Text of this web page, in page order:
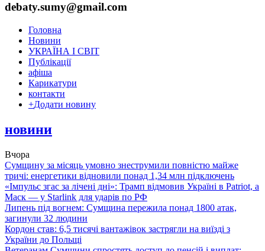
debaty.sumy@gmail.com
Головна
Новини
УКРАЇНА І СВІТ
Публікації
афіша
Карикатури
контакти
+Додати новину
новини
Вчора
Сумщину за місяць умовно знеструмили повністю майже
тричі: енергетики відновили понад 1,34 млн підключень
«Імпульс згас за лічені дні»: Трамп відмовив Україні в Patriot, а
Маск — у Starlink для ударів по РФ
Липень під вогнем: Сумщина пережила понад 1800 атак,
загинули 32 людини
Кордон став: 6,5 тисячі вантажівок застрягли на виїзді з
України до Польщі